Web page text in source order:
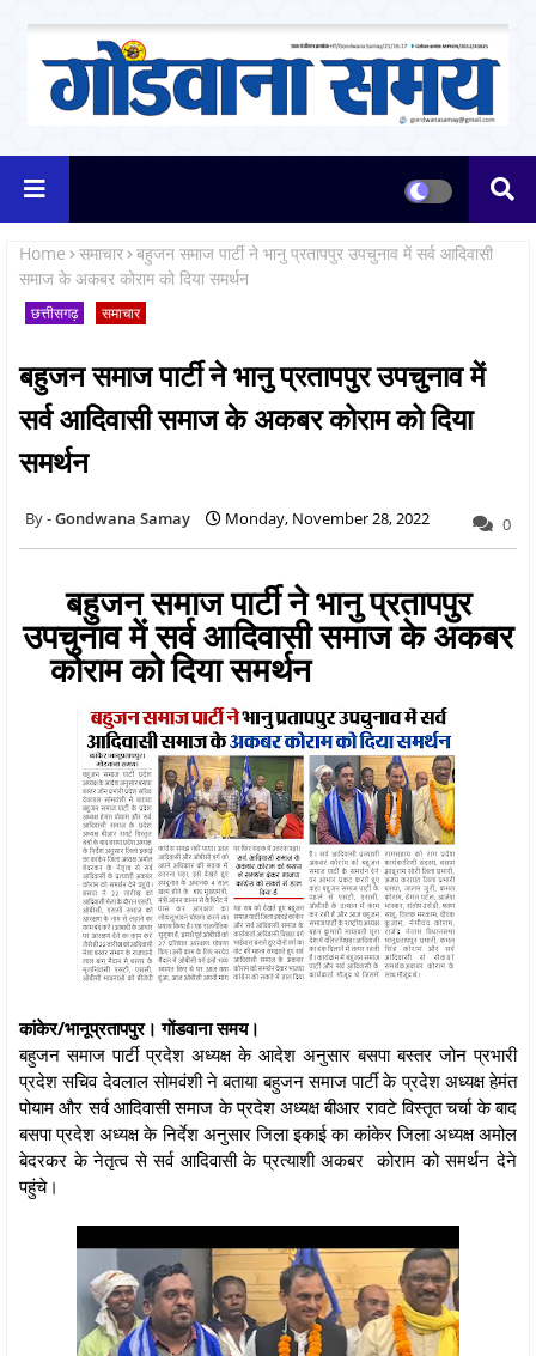
Home समाचार बहुजन समाज पार्टी ने भानु प्रतापपुर उपचुनाव में सर्व आदिवासी
समाज के अकबर कोराम को दिया समर्थन
छत्तीसगढ़ समाचार
बहुजन समाज पार्टी ने भानु प्रतापपुर उपचुनाव में
सर्व आदिवासी समाज के अकबर कोराम को दिया
समर्थन
Gondwana Samay Monday, November 28, 2022 0
बहुजन समाज पार्टी ने भानु प्रतापपुर
उपचुनाव में सर्व आदिवासी समाज के अकबर
कोराम को दिया समर्थन
कांकेर/भानूप्रतापपुर। गोंडवाना समय।
बहुजन समाज पार्टी प्रदेश अध्यक्ष के आदेश अनुसार बसपा बस्तर जोन प्रभारी
प्रदेश सचिव देवलाल सोमवंशी ने बताया बहुजन समाज पार्टी के प्रदेश अध्यक्ष हेमंत
पोयाम और सर्व आदिवासी समाज के प्रदेश अध्यक्ष बीआर रावटे विस्तृत चर्चा के बाद
बसपा प्रदेश अध्यक्ष के निर्देश अनुसार जिला इकाई का कांकेर जिला अध्यक्ष अमोल
बेदरकर के नेतृत्व से सर्व आदिवासी के प्रत्याशी अकबर कोराम को समर्थन देने
पहुंचे।